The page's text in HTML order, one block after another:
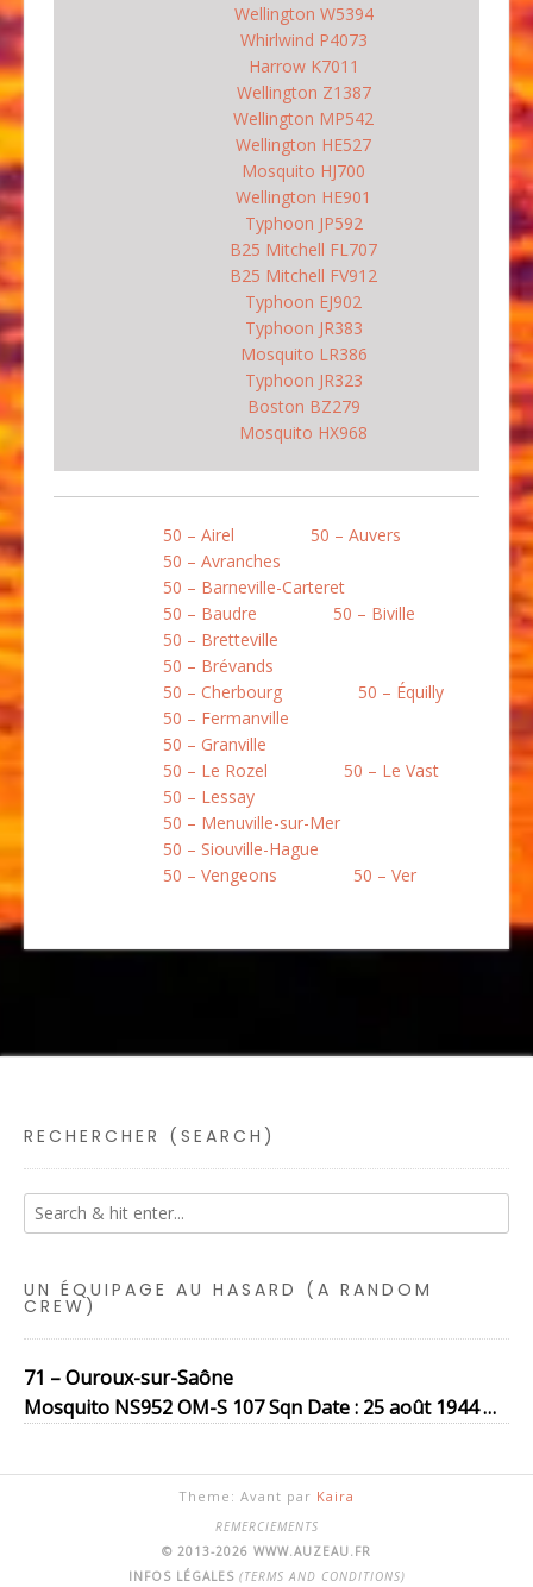
Wellington W5394
Whirlwind P4073
Harrow K7011
Wellington Z1387
Wellington MP542
Wellington HE527
Mosquito HJ700
Wellington HE901
Typhoon JP592
B25 Mitchell FL707
B25 Mitchell FV912
Typhoon EJ902
Typhoon JR383
Mosquito LR386
Typhoon JR323
Boston BZ279
Mosquito HX968
50 – Airel
50 – Auvers
50 – Avranches
50 – Barneville-Carteret
50 – Baudre
50 – Biville
50 – Bretteville
50 – Brévands
50 – Cherbourg
50 – Équilly
50 – Fermanville
50 – Granville
50 – Le Rozel
50 – Le Vast
50 – Lessay
50 – Menuville-sur-Mer
50 – Siouville-Hague
50 – Vengeons
50 – Ver
RECHERCHER (SEARCH)
UN ÉQUIPAGE AU HASARD (A RANDOM
CREW)
71 – Ouroux-sur-Saône
Mosquito NS952 OM-S 107 Sqn Date : 25 août 1944 …
Theme: Avant par Kaira
REMERCIEMENTS
© 2013-2026 WWW.AUZEAU.FR
INFOS LÉGALES (TERMS AND CONDITIONS)